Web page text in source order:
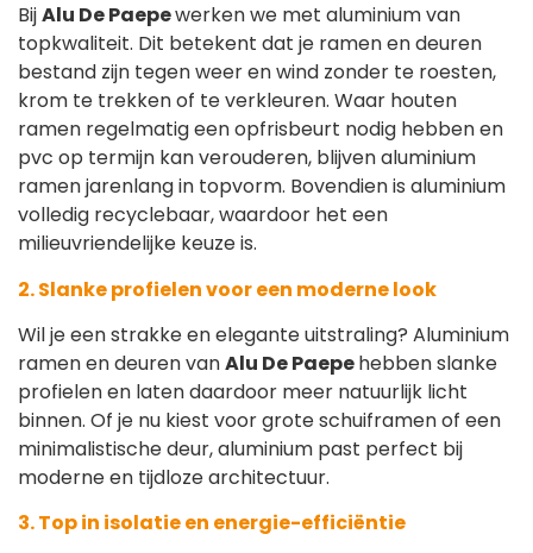
BijAlu De Paepewerken we met aluminium van
topkwaliteit. Dit betekent dat je ramen en deuren
bestand zijn tegen weer en wind zonder te roesten,
krom te trekken of te verkleuren. Waar houten
ramen regelmatig een opfrisbeurt nodig hebben en
pvc op termijn kan verouderen, blijven aluminium
ramen jarenlang in topvorm. Bovendien is aluminium
volledig recyclebaar, waardoor het een
milieuvriendelijke keuze is.
2. Slanke profielen voor een moderne look
Wil je een strakke en elegante uitstraling? Aluminium
ramen en deuren vanAlu De Paepehebben slanke
profielen en laten daardoor meer natuurlijk licht
binnen. Of je nu kiest voor grote schuiframen of een
minimalistische deur, aluminium past perfect bij
moderne en tijdloze architectuur.
3. Top in isolatie en energie-efficiëntie